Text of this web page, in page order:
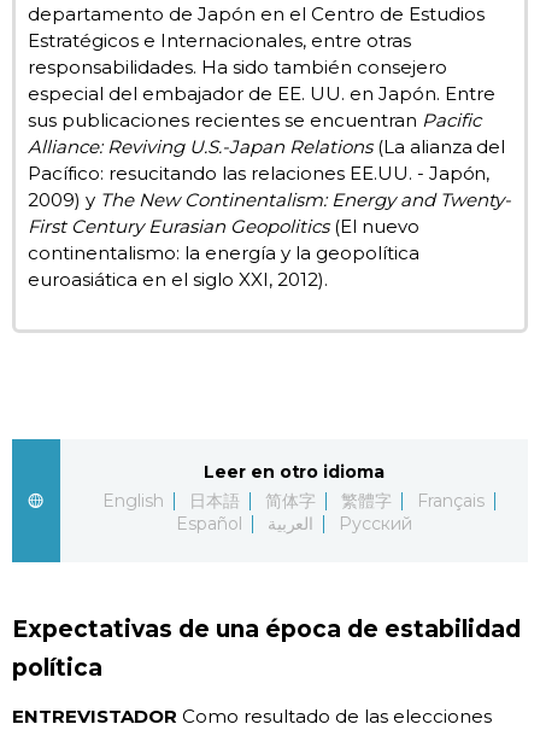
departamento de Japón en el Centro de Estudios
Estratégicos e Internacionales, entre otras
responsabilidades. Ha sido también consejero
especial del embajador de EE. UU. en Japón. Entre
sus publicaciones recientes se encuentran Pacific
Alliance: Reviving U.S.-Japan Relations(La alianza del
Pacífico: resucitando las relaciones EE.UU. - Japón,
2009) y The New Continentalism: Energy and Twenty-
First Century Eurasian Geopolitics(El nuevo
continentalismo: la energía y la geopolítica
euroasiática en el siglo XXI, 2012).
Leer en otro idioma
English
日本語 简体字 繁體字
Français
Español
العربية Русский
Expectativas de una época de estabilidad
política
ENTREVISTADOR Como resultado de las elecciones